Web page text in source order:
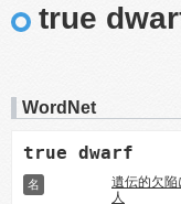
true
WordNet
true dwarf
名
遺伝的欠
人